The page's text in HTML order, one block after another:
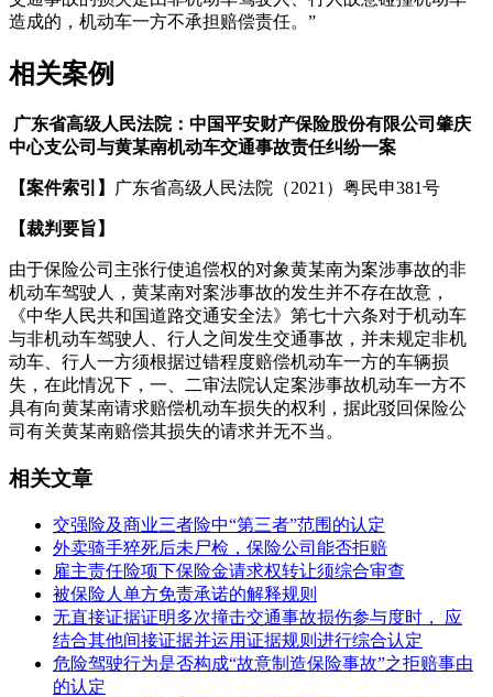
造成的，机动车一方不承担赔偿责任。”
相关案例
广东省高级人民法院：中国平安财产保险股份有限公司肇庆
中心支公司与黄某南机动车交通事故责任纠纷一案
【案件索引】 广东省高级人民法院（2021 ）粤民申381号
【裁判要旨】
由于保险公司主张行使追偿权的对象黄某南为案涉事故的非
机动车驾驶人，黄某南对案涉事故的发生并不存在故意，
《中华人民共和国道路交通安全法》第七十六条对于机动车
与非机动车驾驶人、行人之间发生交通事故，并未规定非机
动车、行人一方须根据过错程度赔偿机动车一方的车辆损
失，在此情况下，一、二审法院认定案涉事故机动车一方不
具有向黄某南请求赔偿机动车损失的权利，据此驳回保险公
司有关黄某南赔偿其损失的请求并无不当。
相关文章
交强险及商业三者险中“第三者”范围的认定
外卖骑手猝死后未尸检，保险公司能否拒赔
雇主责任险项下保险金请求权转让须综合审查
被保险人单方免责承诺的解释规则
无直接证据证明多次撞击交通事故损伤参与度时， 应
结合其他间接证据并运用证据规则进行综合认定
危险驾驶行为是否构成“故意制造保险事故”之拒赔事由
的认定